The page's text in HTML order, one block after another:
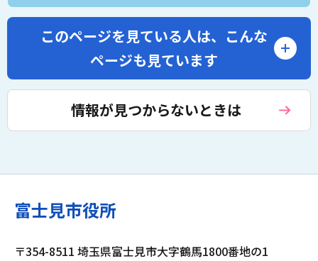
このページを見ている人は、 こんな
ページも見ています
情報が見つからないときは
富士見市役所
〒354-8511 埼玉県富士見市大字鶴馬1800番地の1